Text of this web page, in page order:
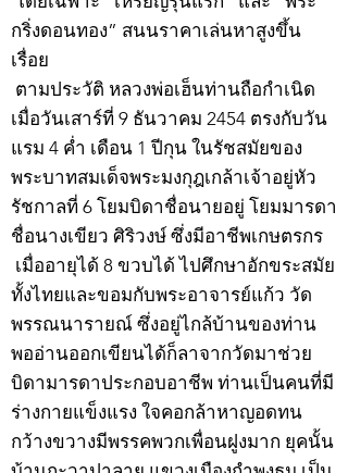
กริ่งดอนทอง” สนนราคาเล่นหาสูงขึ้น
เรื่อย
ตามประวัติ หลวงพ่อเฮ็นท่านถือกำเนิด
เมื่อวันเสาร์ที่ 9 ธันวาคม 2454 ตรงกับวัน
แรม 4 ค่ำ เดือน 1 ปีกุน ในรัชสมัยของ
พระบาทสมเด็จพระมงกุฎเกล้าเจ้าอยู่หัว
รัชกาลที่ 6 โยมบิดาชื่อนายอยู่ โยมมารดา
ชื่อนางเขียว ศิริวงษ์ ซึ่งมีอาชีพเกษตรกร
เมื่ออายุได้ 8 ขวบได้ ไปศึกษาอักขระสมัย
ทั้งไทยและขอมกับพระอาจารย์แก้ว วัด
พรรณนารายณ์ ซึ่งอยู่ไกล้บ้านของท่าน
พออ่านออกเขียนได้ก็ลาจากวัดมาช่วย
บิดามารดาประกอบอาชีพ ท่านเป็นคนที่มี
ร่างกายแข็งแรง ใจคอกล้าหาญอดทน
กว้างขวางมีพรรคพวกเพื่อนฝูงมาก ยุคนั้น